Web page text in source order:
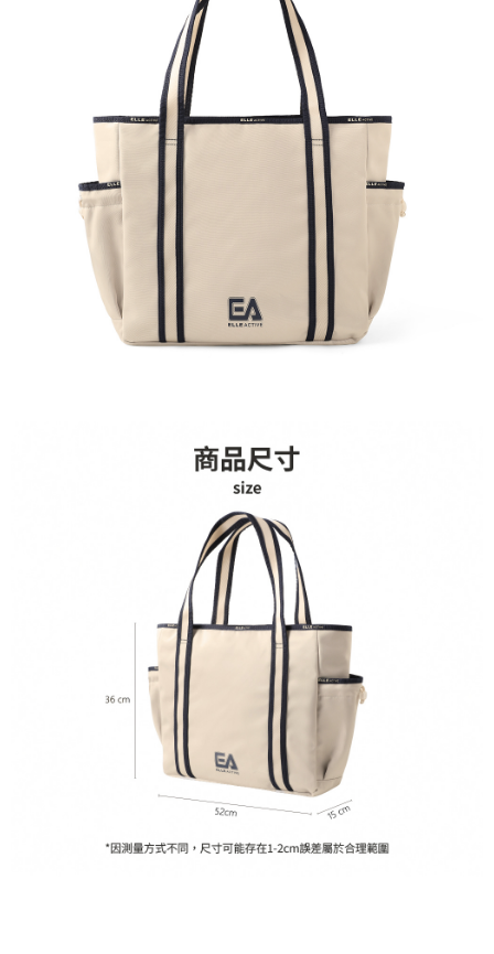
每筆NT$60，滿NT$1,500(含以上)免運費
每筆NT$90，滿NT$1,500(含以上)免運費
每筆NT$225，滿NT$1,500(含以上)免運費